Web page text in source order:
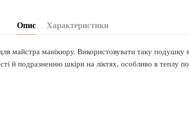
Опис Характеристики
майстра манікюру. Використовувати таку подушку
й подразненню шкіри на ліктях, особливо в теплу